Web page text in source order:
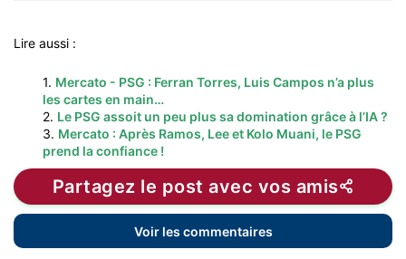
Lire aussi :
1. Mercato - PSG : Ferran Torres, Luis Campos n’a plus
les cartes en main…
2. Le PSG assoit un peu plus sa domination grâce à l’IA ?
3. Mercato : Après Ramos, Lee et Kolo Muani, le PSG
prend la confiance !
Partagez le post avec vos amis
Voir les commentaires